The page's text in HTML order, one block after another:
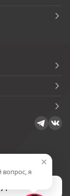
×
вопрос, я